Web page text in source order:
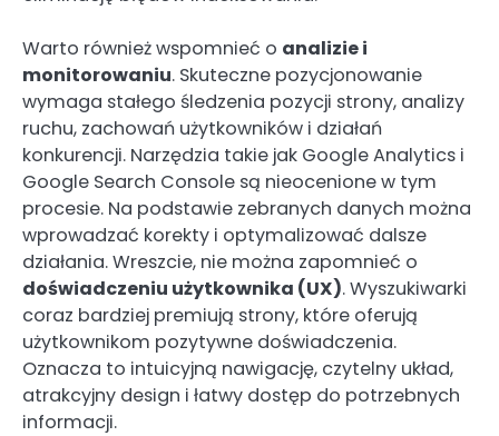
Warto również wspomnieć o analizie i
monitorowaniu. Skuteczne pozycjonowanie
wymaga stałego śledzenia pozycji strony, analizy
ruchu, zachowań użytkowników i działań
konkurencji. Narzędzia takie jak Google Analytics i
Google Search Console są nieocenione w tym
procesie. Na podstawie zebranych danych można
wprowadzać korekty i optymalizować dalsze
działania. Wreszcie, nie można zapomnieć o
doświadczeniu użytkownika (UX). Wyszukiwarki
coraz bardziej premiują strony, które oferują
użytkownikom pozytywne doświadczenia.
Oznacza to intuicyjną nawigację, czytelny układ,
atrakcyjny design i łatwy dostęp do potrzebnych
informacji.